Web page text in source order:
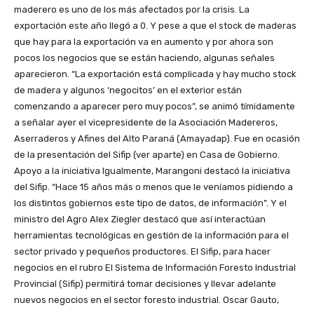
maderero es uno de los más afectados por la crisis. La
exportación este año llegó a 0. Y pese a que el stock de maderas
que hay para la exportación va en aumento y por ahora son
pocos los negocios que se están haciendo, algunas señales
aparecieron. “La exportación está complicada y hay mucho stock
de madera y algunos ‘negocitos’ en el exterior están
comenzando a aparecer pero muy pocos”, se animó tímidamente
a señalar ayer el vicepresidente de la Asociación Madereros,
Aserraderos y Afines del Alto Paraná (Amayadap). Fue en ocasión
de la presentación del Sifip (ver aparte) en Casa de Gobierno.
Apoyo a la iniciativa Igualmente, Marangoni destacó la iniciativa
del Sifip. “Hace 15 años más o menos que le veníamos pidiendo a
los distintos gobiernos este tipo de datos, de información”. Y el
ministro del Agro Alex Ziegler destacó que así interactúan
herramientas tecnológicas en gestión de la información para el
sector privado y pequeños productores. El Sifip, para hacer
negocios en el rubro El Sistema de Información Foresto Industrial
Provincial (Sifip) permitirá tomar decisiones y llevar adelante
nuevos negocios en el sector foresto industrial. Oscar Gauto,